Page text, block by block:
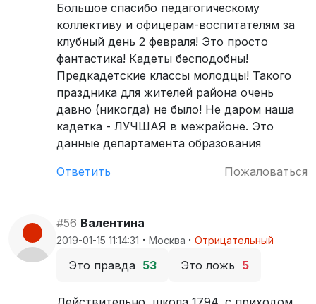
Большое спасибо педагогическому
коллективу и офицерам-воспитателям за
клубный день 2 февраля! Это просто
фантастика! Кадеты бесподобны!
Предкадетские классы молодцы! Такого
праздника для жителей района очень
давно (никогда) не было! Не даром наша
кадетка - ЛУЧШАЯ в межрайоне. Это
данные департамента образования
Ответить
Пожаловаться
#56 Валентина
2019-01-15 11:14:31 · Москва · Отрицательный
Это правда 53 Это ложь 5